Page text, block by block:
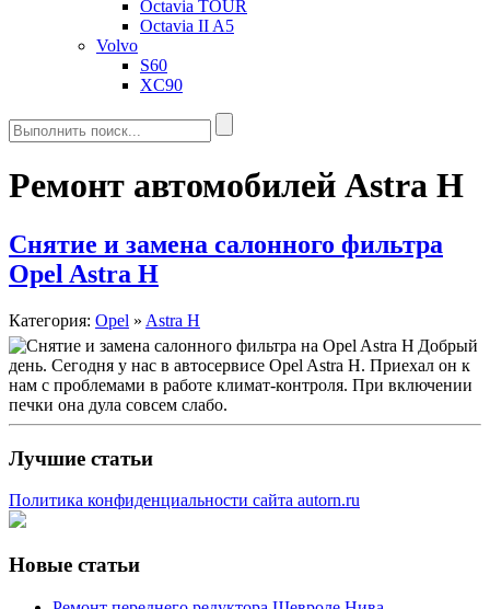
Octavia TOUR
Octavia II A5
Volvo
S60
XC90
Ремонт автомобилей Astra H
Снятие и замена салонного фильтра
Opel Astra H
Категория: Opel » Astra H
Добрый
день. Сегодня у нас в автосервисе Opel Astra H. Приехал он к
нам с проблемами в работе климат-контроля. При включении
печки она дула совсем слабо.
Лучшие статьи
Политика конфиденциальности сайта autorn.ru
Новые статьи